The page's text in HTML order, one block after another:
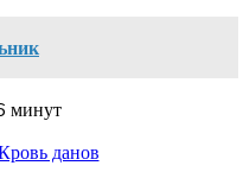
минут